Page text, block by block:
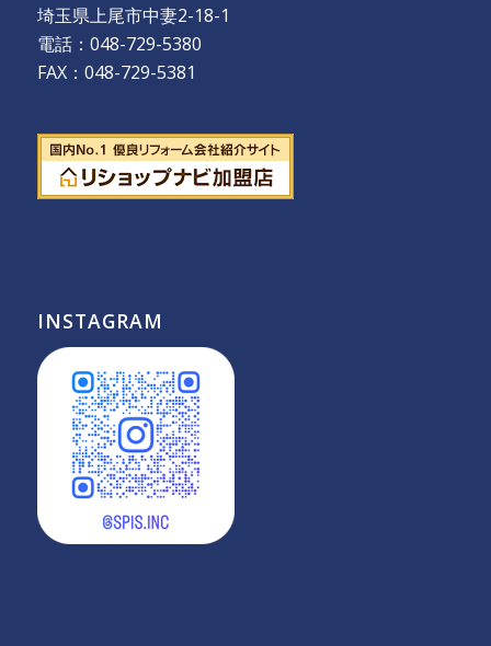
埼玉県上尾市中妻2-18-1
電話：048-729-5380
FAX：048-729-5381
INSTAGRAM